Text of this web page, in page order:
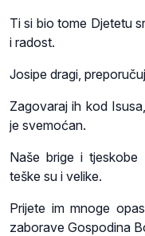
Ti si bio tome Djetetu
i radost.
Josipe dragi,
Zagovaraj ih kod
je svemoćan.
Naše brige i
teške su i velike.
Prijete im mnoge
zaborave Gospodina